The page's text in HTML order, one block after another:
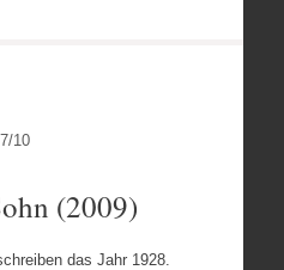
7/10
(2009)
das Jahr 1928.